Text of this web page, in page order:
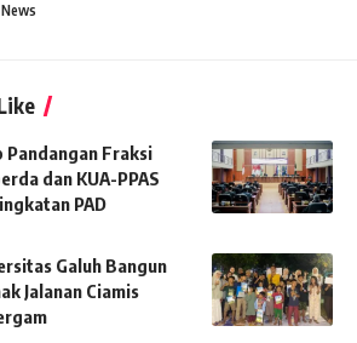
News
Pandangan Fraksi
dan KUA-PPAS
PAD
Galuh Bangun
Jalanan Ciamis